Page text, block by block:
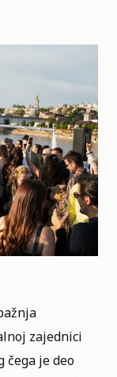
zajednici
čega je deo